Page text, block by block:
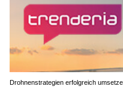
Drohnenstrategien erfolgreich